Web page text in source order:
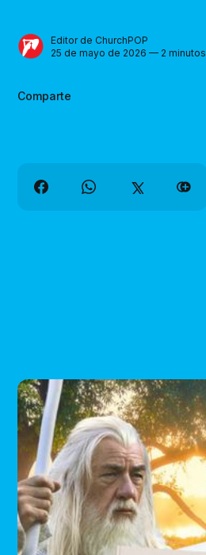
Editor de ChurchPOP
25 de mayo de 2026 — 2 minutos
Comparte